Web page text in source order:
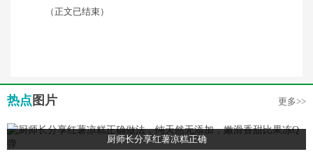
（正文已结束）
热点 图片 更多>>
厨师长分享红薯凉糕正确